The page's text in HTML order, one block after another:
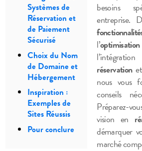
Systèmes de
Réservation et
de Paiement
Sécurisé
Choix du Nom
de Domaine et
Hébergement
Inspiration :
Exemples de
Sites Réussis
Pour conclure
besoins
entreprise.
l’
réservation
nous vous
conseils
Préparez-
vision en
démarquer
marché